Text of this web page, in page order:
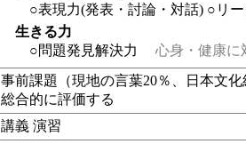
○表現力(発表・討論・対話) ○リ
生きる力
○問題発見解決力
心身・健康に
事前課題（現地の言葉20％、日本文
総合的に評価する
講義 演習